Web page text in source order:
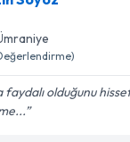
olduğunu